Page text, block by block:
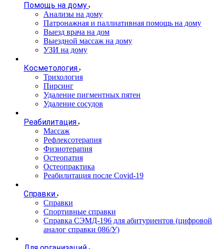
Помощь на дому
Анализы на дому
Патронажная и паллиативная помощь на дому
Выезд врача на дом
Выездной массаж на дому
УЗИ на дому
Косметология
Трихология
Пирсинг
Удаление пигментных пятен
Удаление сосудов
Реабилитация
Массаж
Рефлексотерапия
Физиотерапия
Остеопатия
Остеопрактика
Реабилитация после Covid-19
Справки
Справки
Спортивные справки
Справка СЭМД‑196 для абитуриентов (цифровой
аналог справки 086/У)